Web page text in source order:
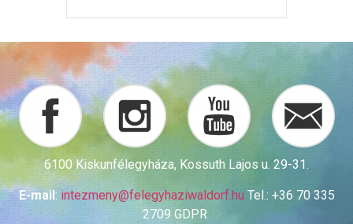
6100 Kiskunfélegyháza, Kossuth Lajos u. 29-31.
E-mail: intezmeny@felegyhaziwaldorf.hu Tel.: +36 70 335
2709 GDPR